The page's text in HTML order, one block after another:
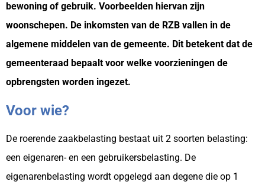
bewoning of gebruik. Voorbeelden hiervan zijn
woonschepen. De inkomsten van de RZB vallen in de
algemene middelen van de gemeente. Dit betekent dat de
gemeenteraad bepaalt voor welke voorzieningen de
opbrengsten worden ingezet.
Voor wie?
De roerende zaakbelasting bestaat uit 2 soorten belasting:
een eigenaren- en een gebruikersbelasting. De
eigenarenbelasting wordt opgelegd aan degene die op 1